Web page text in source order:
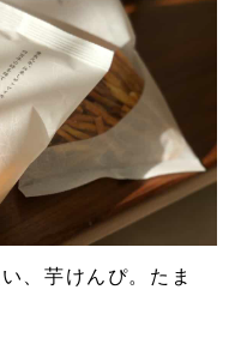
、芋けんぴ。たま